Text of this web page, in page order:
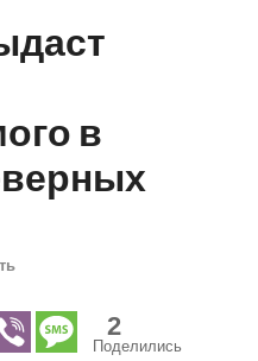
в
2
Поделились